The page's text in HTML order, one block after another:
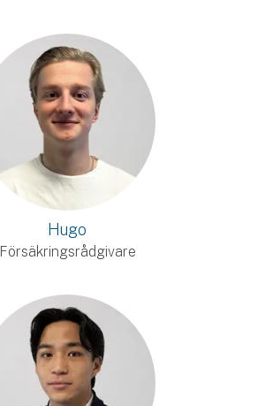
Hugo
Försäkringsrådgivare